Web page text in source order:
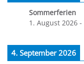
Sommerferien
1. August 2026 -
4. September 2026